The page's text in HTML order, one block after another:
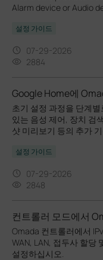
Alarm device or Audio
설정 가이드
07-29-2026
2884
Google Home에
초기 설정 과정을 단계
있는 음성 제어, 장치 검
샷 미리보기 등의 추가
설정 가이드
07-29-2026
2848
컨트롤러 모드에서
Omada 컨트롤러에서
WAN, LAN, 접두사 할당
설정하십시오.